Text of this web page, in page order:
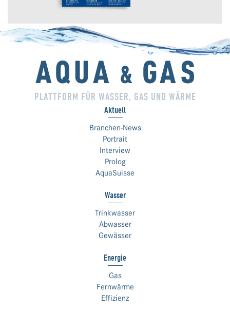
PLATTFORM FÜR WASSER, GAS UND WÄRME
Aktuell
Branchen-News
Portrait
Interview
Prolog
AquaSuisse
Wasser
Trinkwasser
Abwasser
Gewässer
Energie
Gas
Fernwärme
Effizienz